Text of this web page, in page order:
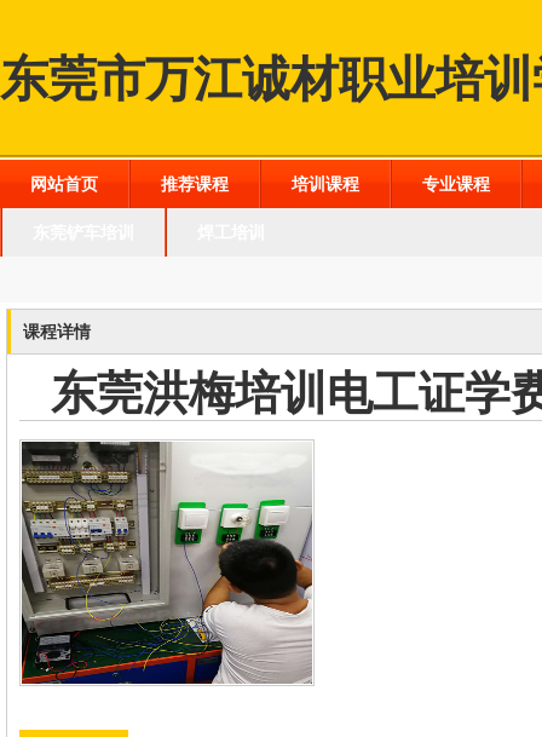
东莞市万江诚材职业培
网站首页 推荐课程 培训课程 专业课程
课程详情
东莞洪梅培训电工证学